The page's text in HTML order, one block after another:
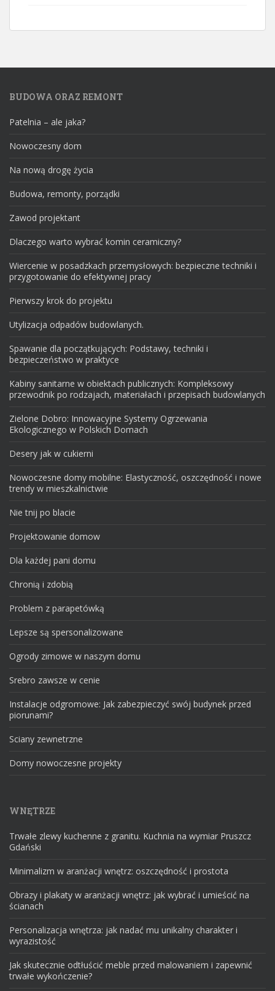
BUDOWA ORAZ REMONT
Patelnia – ale jaka?
Nowoczesny dom
Na nową drogę życia
Budowa, remonty, porządki
Zawod projektant
Dlaczego warto wybrać komin ceramiczny?
Wiercenie w posadzkach przemysłowych: bezpieczne techniki i
przygotowanie do efektywnej pracy
Pierwszy krok do projektu
Utylizacja odpadów budowlanych.
Spawanie dla początkujących: Podstawy, techniki i
bezpieczeństwo w praktyce
Kabiny sanitarne w obiektach publicznych: Kompleksowy
przewodnik po rodzajach, materiałach i przepisach budowlanych
Zielone Dobro: Innowacyjne Systemy Ogrzewania
Ekologicznego w Polskich Domach
Desery jak w cukierni
Nowoczesne domy mobilne: Elastyczność, oszczędność i nowe
trendy w mieszkalnictwie
Nie tnij po blacie
Projektowanie domow
Dla każdej pani domu
Chronią i zdobią
Problem z parapetówką
Lepsze są spersonalizowane
Ogrody zimowe w naszym domu
Srebro zawsze w cenie
Instalacje odgromowe: Jak zabezpieczyć swój budynek przed
piorunami?
Sciany zewnetrzne
Domy nowoczesne projekty
WNĘTRZE
Trwałe zlewy kuchenne z granitu. Kuchnia na wymiar Pruszcz
Gdański
Minimalizm w aranżacji wnętrz: oszczędność i prostota
Obrazy i plakaty w aranżacji wnętrz: jak wybrać i umieścić na
ścianach
Personalizacja wnętrza: jak nadać mu unikalny charakter i
wyrazistość
Jak skutecznie odtłuścić meble przed malowaniem i zapewnić
trwałe wykończenie?